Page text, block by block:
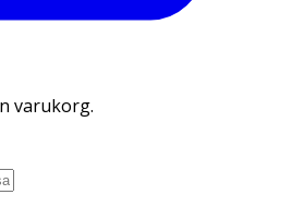
varukorg.